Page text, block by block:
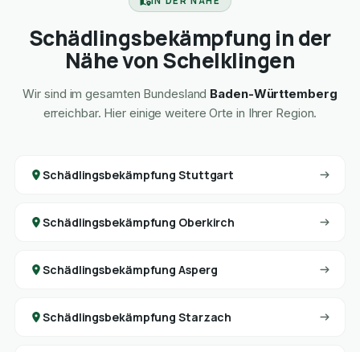
Schädlingsbekämpfung in der
Nähe von Schelklingen
Wir sind im gesamten Bundesland Baden-Württemberg
erreichbar. Hier einige weitere Orte in Ihrer Region.
Schädlingsbekämpfung Stuttgart
Schädlingsbekämpfung Oberkirch
Schädlingsbekämpfung Asperg
Schädlingsbekämpfung Starzach